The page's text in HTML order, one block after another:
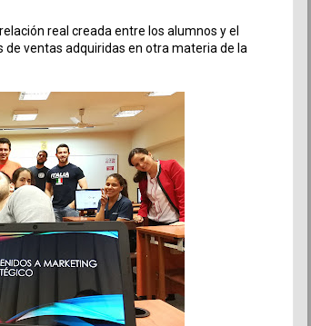
real creada entre los alumnos y el
ventas adquiridas en otra materia de la